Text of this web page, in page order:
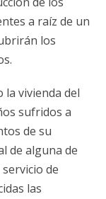
a raíz de un
los
la vivienda del
sufridos a
de su
de alguna de
de
las